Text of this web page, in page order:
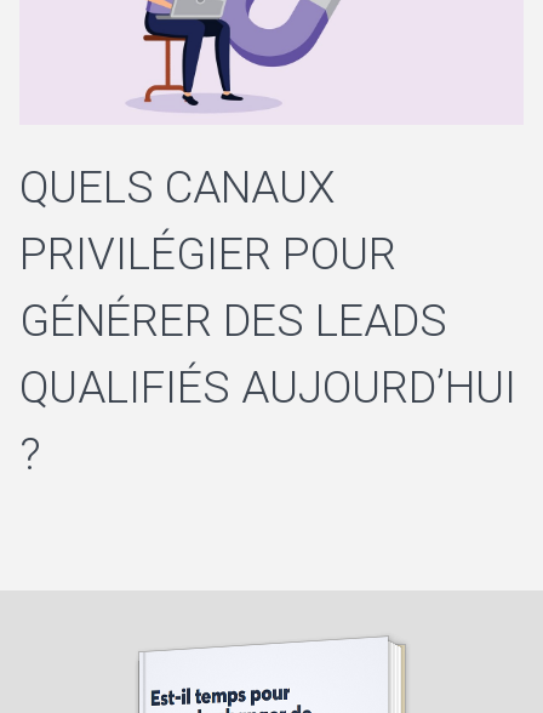
QUELS CANAUX
PRIVILÉGIER POUR
GÉNÉRER DES LEADS
QUALIFIÉS AUJOURD’HUI
?